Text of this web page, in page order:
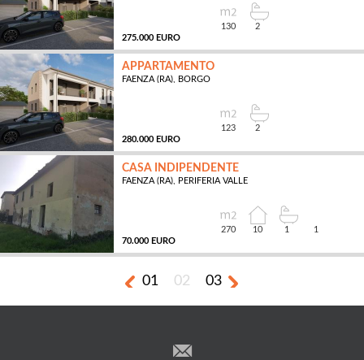
275.000 EURO
130 2
APPARTAMENTO
FAENZA (RA), BORGO
280.000 EURO
123 2
CASA INDIPENDENTE
FAENZA (RA), PERIFERIA VALLE
70.000 EURO
270
MQ
10 1 1
01 02 03